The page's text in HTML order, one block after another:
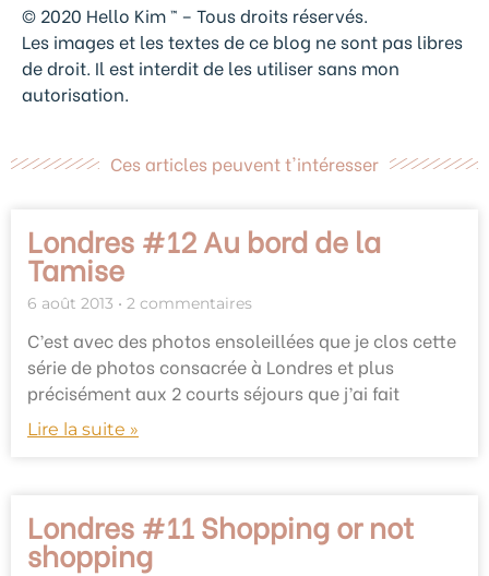
© 2020 Hello Kim ™ – Tous droits réservés.
Les images et les textes de ce blog ne sont pas libres
de droit. Il est interdit de les utiliser sans mon
autorisation.
Ces articles peuvent t'intéresser
Londres #12 Au bord de la
Tamise
6 août 2013 2 commentaires
C’est avec des photos ensoleillées que je clos cette
série de photos consacrée à Londres et plus
précisément aux 2 courts séjours que j’ai fait
Lire la suite »
Londres #11 Shopping or not
shopping